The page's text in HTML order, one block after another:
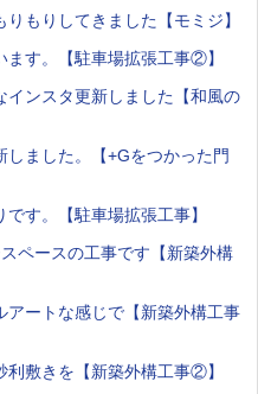
もりしてきました【モミジ】
す。【駐車場拡張工事②】
ンスタ更新しました【和風の
ました。【+Gをつかった門
す。【駐車場拡張工事】
ペースの工事です【新築外構
ートな感じで【新築外構工事
敷きを【新築外構工事②】